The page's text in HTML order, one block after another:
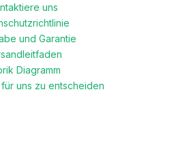
uns
und Garantie
Diagramm
uns zu entscheiden